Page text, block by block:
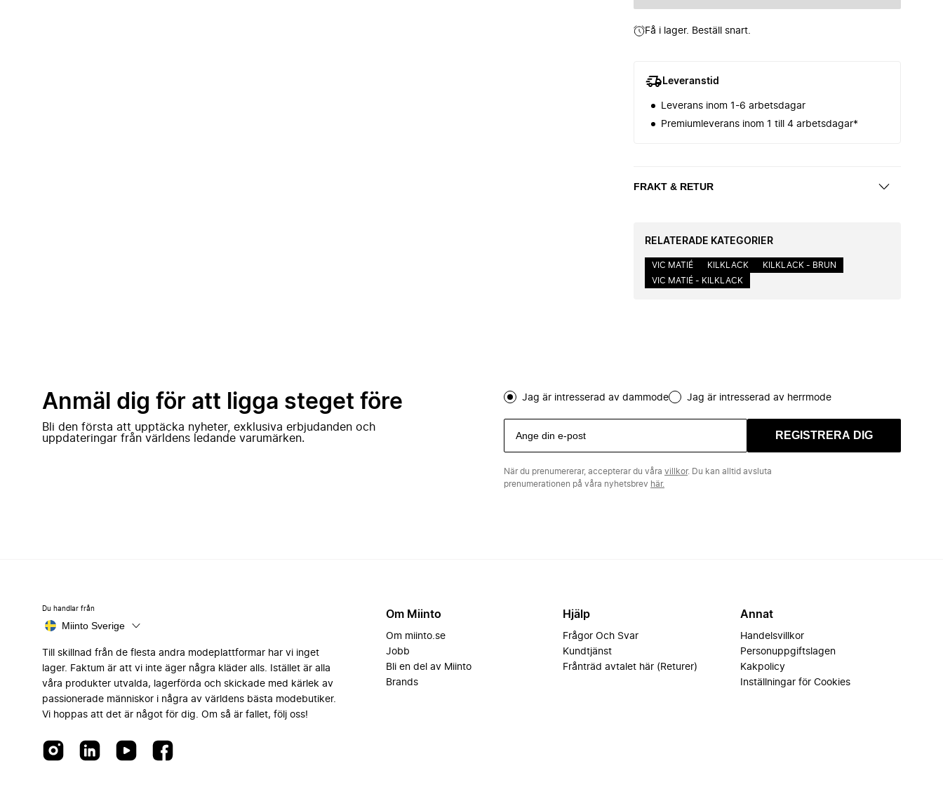
Få i lager. Beställ snart.
Leveranstid
Leverans inom 1-6 arbetsdagar
Premiumleverans inom 1 till 4 arbetsdagar*
FRAKT & RETUR
RELATERADE KATEGORIER
VIC MATIÉ KILKLACK
KILKLACK - BRUN
VIC MATIÉ - KILKLACK
Anmäl dig för att ligga steget före
Bli den första att upptäcka nyheter, exklusiva erbjudanden och
uppdateringar från världens ledande varumärken.
Jag är intresserad av dammode Jag är intresserad av herrmode
REGISTRERA DIG
När du prenumererar, accepterar du våra villkor. Du kan alltid avsluta
prenumerationen på våra nyhetsbrev här.
Du handlar från
Miinto Sverige
Till skillnad från de flesta andra modeplattformar har vi inget
lager. Faktum är att vi inte äger några kläder alls. Istället är alla
våra produkter utvalda, lagerförda och skickade med kärlek av
passionerade människor i några av världens bästa modebutiker.
Vi hoppas att det är något för dig. Om så är fallet, följ oss!
Om Miinto
Om miinto.se
Jobb
Bli en del av Miinto
Brands
Hjälp
Frågor Och Svar
Kundtjänst
Frånträd avtalet här (Returer)
Annat
Handelsvillkor
Personuppgiftslagen
Kakpolicy
Inställningar för Cookies